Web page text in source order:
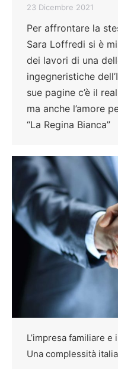
23 Dicembre 2021
Per affrontare la
Sara Loffredi si è
dei lavori di una
ingegneristiche
sue pagine c’è il
ma anche l’amore
“La Regina Bianca”
L’impresa familiare
Una complessità